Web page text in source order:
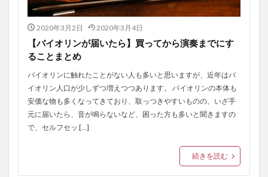
2020年3月2日 2020年3月4日
【バイオリンが届いたら】買ってから演奏までにす
ることまとめ
バイオリンに触れたことがない人も多いと思いますが、近年はバ
イオリン人口が少しずつ増えつつあります。 バイオリンの本体も
安価な物も多くなってきており、取っつきやすいものの、いざ手
元に届いたら、音が鳴らないなど、困った方も多いと聞きますの
で、セルフセッ […]
続きを読む
作り方
価格 保護者 値段
勘違い
変え方
天沢聖司 天狗
好き
子供 弦 弦楽器
得意
情操教育
無料
理由 発表会 発音 練習
習う
習慣
耳をすませば 聖地 親
象目
貸与
費用 質問 選び
選び方
関係性
音楽